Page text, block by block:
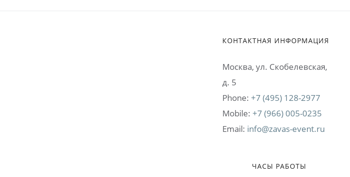
КОНТАКТНАЯ ИНФОРМАЦИЯ
Москва, ул. Cкобелевская,
д. 5
Phone: +7 (495) 128-2977
Mobile: +7 (966) 005-0235
Email: info@zavas-event.ru
ЧАСЫ РАБОТЫ